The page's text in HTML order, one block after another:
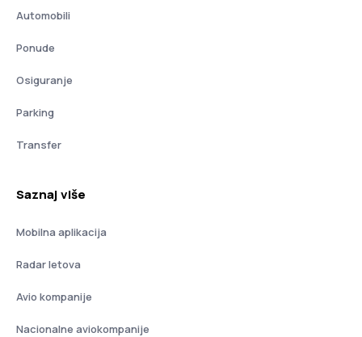
Automobili
Ponude
Osiguranje
Parking
Transfer
Saznaj više
Mobilna aplikacija
Radar letova
Avio kompanije
Nacionalne aviokompanije